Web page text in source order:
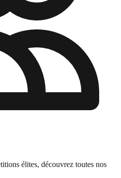
élites, découvrez toutes nos